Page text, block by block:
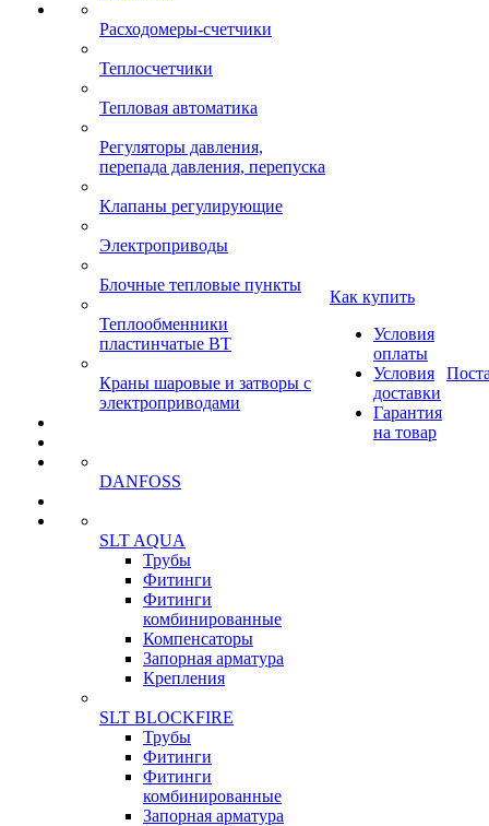
Расходомеры-счетчики
Теплосчетчики
Тепловая автоматика
Регуляторы давления,
перепада давления, перепуска
Клапаны регулирующие
Электроприводы
Блочные тепловые пункты
Теплообменники
пластинчатые ВТ
Краны шаровые и затворы с
электроприводами
DANFOSS
SLT AQUA
Трубы
Фитинги
Фитинги
комбинированные
Компенсаторы
Запорная арматура
Крепления
SLT BLOCKFIRE
Трубы
Фитинги
Фитинги
комбинированные
Запорная арматура
Как купить
Условия
оплаты
Условия
доставки
Гарантия
на товар